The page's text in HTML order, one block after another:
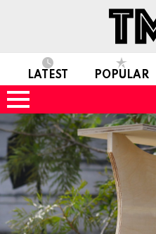
LATEST POPULAR
Menu